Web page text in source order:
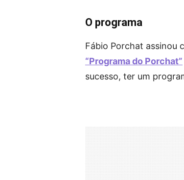
O programa
Fábio Porchat assinou
“Programa do Porchat”
sucesso, ter um